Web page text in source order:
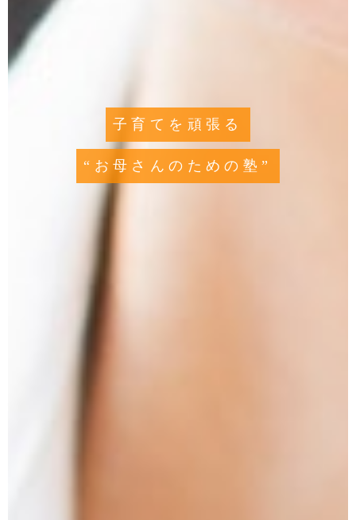
子育てを頑張る
“お母さんのための塾”